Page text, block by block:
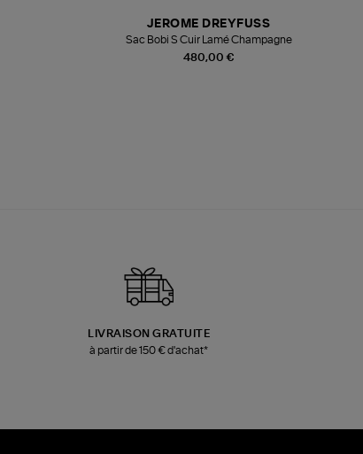
480,00 €
JEROME DREYFUSS
Sac Bobi S Cuir Lamé Champagne
LIVRAISON GRATUITE
à partir de 150 € d'achat*